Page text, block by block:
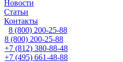
Новости
Статьи
Контакты
8 (800) 200-25-88
8 (800) 200-25-88
+7 (812) 380-88-48
+7 (495) 661-48-88